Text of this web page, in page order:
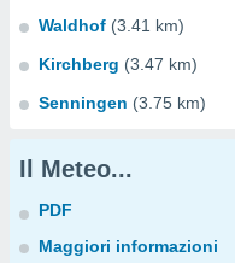
Waldhof (3.41 km)
Kirchberg (3.47 km)
Senningen (3.75 km)
Il Meteo...
PDF
Maggiori informazioni